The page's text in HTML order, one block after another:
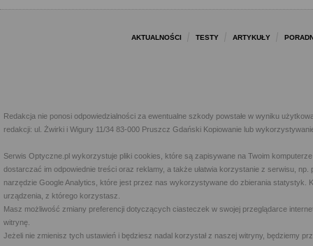
AKTUALNOŚCI TESTY ARTYKUŁY
Redakcja nie ponosi odpowiedzialności za ewentualne szkody powstałe w wyniku
redakcji: ul. Żwirki i Wigury 11/34 83-000 Pruszcz Gdański Kopiowanie lub
Serwis Optyczne.pl wykorzystuje pliki cookies, które są zapisywane na Twoim
dostarczać im odpowiednie treści oraz reklamy, a także ułatwia korzystanie z serwisu,
narzędzie Google Analytics, które jest przez nas wykorzystywane do zbierania statystyk.
urządzenia, z którego korzystasz.
Masz możliwość zmiany preferencji dotyczących ciasteczek w swojej przeglądarce
witrynę.
Jeżeli nie zmienisz tych ustawień i będziesz nadal korzystał z naszej witryny, będziemy